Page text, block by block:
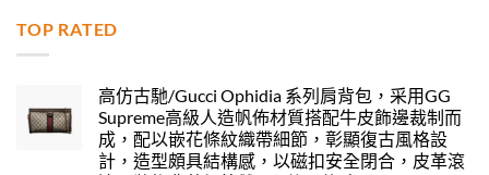
TOP RATED
高仿古馳/Gucci Ophidia 系列肩背包，采用GG
Supreme高級人造帆佈材質搭配牛皮飾邊裁制而
成，配以嵌花條紋織帶細節，彰顯復古風格設
計，造型頗具結構感，以磁扣安全閉合，皮革滾